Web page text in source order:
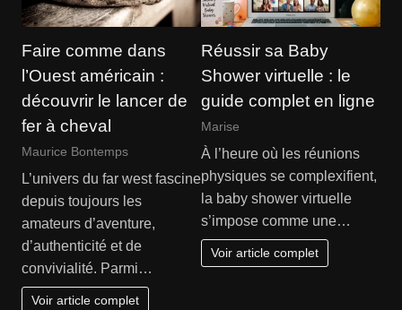
Faire comme dans
l’Ouest américain :
découvrir le lancer de
fer à cheval
Maurice Bontemps
L’univers du far west fascine
depuis toujours les
amateurs d’aventure,
d’authenticité et de
convivialité. Parmi…
Voir article complet
Réussir sa Baby
Shower virtuelle : le
guide complet en ligne
Marise
À l’heure où les réunions
physiques se complexifient,
la baby shower virtuelle
s’impose comme une…
Voir article complet